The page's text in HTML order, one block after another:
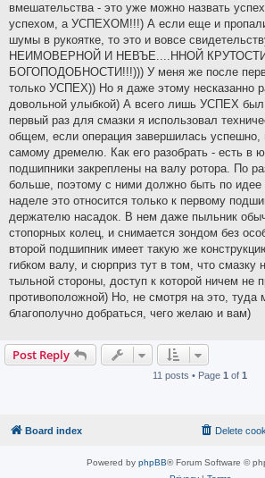
вмешательства - это уже можно назвать
успехом, а УСПЕХОМ!!!) А если еще и пропали
шумы в рукоятке, то это и вовсе
НЕИМОВЕРНОЙ И НЕВЪЕ....ННОЙ
БОГОПОДОБНОСТИ!!!))) У меня же после
только УСПЕХ)) Но я даже этому несказанно
довольной улыбкой) А всего лишь УСПЕХ
первый раз для смазки я использовал
общем, если операция завершилась успешно,
самому дремелю. Как его разобрать - есть в
подшипники закреплены на валу ротора. По
больше, поэтому с ними должно быть по идее
наделе это относится только к первому
держателю насадок. В нем даже пыльник
стопорных колец, и снимается зондом без
второй подшипник имеет такую же
гибком валу, и сюрприз тут в том, что смазку
тыльной стороны, доступ к которой ничем не
противоположной) Но, не смотря на это, туда
благополучно добраться, чего желаю и вам)
Post Reply
11 posts • Page 1 of 1
Board index Delete
Powered by phpBB® Forum Software ©